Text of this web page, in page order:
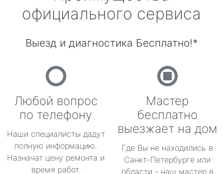
официального сервиса
Выезд и диагностика Бесплатно!*
Любой вопрос
по телефону
Наши специалисты дадут
полную информацию.
Назначат цену ремонта и
время работ.
Мастер
бесплатно
выезжает на дом
Где Вы не находились в
Санкт-Петербурге или
области - наш мастер в